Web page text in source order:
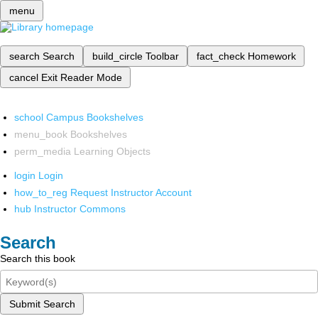
menu
search Search build_circle Toolbar fact_check Homework
cancel Exit Reader Mode
school Campus Bookshelves
menu_book Bookshelves
perm_media Learning Objects
login Login
how_to_reg Request Instructor Account
hub Instructor Commons
Search
Search this book
Submit Search